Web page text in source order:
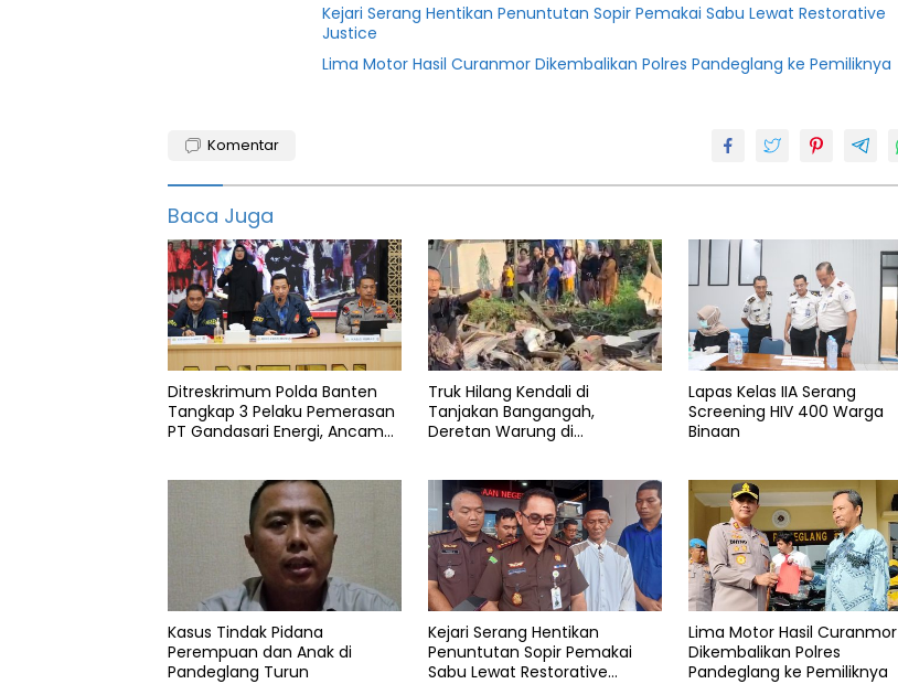
Kejari Serang Hentikan Penuntutan Sopir Pemakai Sabu Lewat Restorative
Justice
Lima Motor Hasil Curanmor Dikembalikan Polres Pandeglang ke Pemiliknya
Justice
Kejari
Kejati
Narulita
Pandeglang
Restorative
Komentar
Baca Juga
Ditreskrimum Polda Banten
Tangkap 3 Pelaku Pemerasan
PT Gandasari Energi, Ancam
Truk Hilang Kendali di
Tanjakan Bangangah,
Deretan Warung di
Lapas Kelas IIA Serang
Screening HIV 400 Warga
Binaan
Kasus Tindak Pidana
Perempuan dan Anak di
Pandeglang Turun
Kejari Serang Hentikan
Penuntutan Sopir Pemakai
Sabu Lewat Restorative
Lima Motor Hasil Curanmor
Dikembalikan Polres
Pandeglang ke Pemiliknya